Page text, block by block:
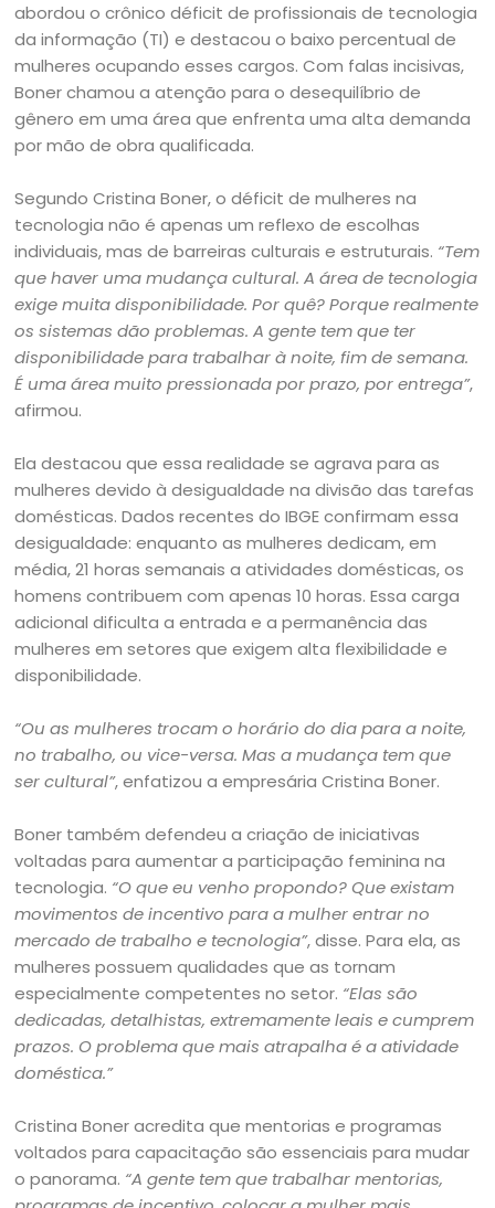
abordou o crônico déficit de profissionais de tecnologia
da informação (TI) e destacou o baixo percentual de
mulheres ocupando esses cargos. Com falas incisivas,
Boner chamou a atenção para o desequilíbrio de
gênero em uma área que enfrenta uma alta demanda
por mão de obra qualificada.
Segundo Cristina Boner, o déficit de mulheres na
tecnologia não é apenas um reflexo de escolhas
individuais, mas de barreiras culturais e estruturais. “Tem
que haver uma mudança cultural. A área de tecnologia
exige muita disponibilidade. Por quê? Porque realmente
os sistemas dão problemas. A gente tem que ter
disponibilidade para trabalhar à noite, fim de semana.
É uma área muito pressionada por prazo, por entrega”,
afirmou.
Ela destacou que essa realidade se agrava para as
mulheres devido à desigualdade na divisão das tarefas
domésticas. Dados recentes do IBGE confirmam essa
desigualdade: enquanto as mulheres dedicam, em
média, 21 horas semanais a atividades domésticas, os
homens contribuem com apenas 10 horas. Essa carga
adicional dificulta a entrada e a permanência das
mulheres em setores que exigem alta flexibilidade e
disponibilidade.
“Ou as mulheres trocam o horário do dia para a noite,
no trabalho, ou vice-versa. Mas a mudança tem que
ser cultural”, enfatizou a empresária Cristina Boner.
Boner também defendeu a criação de iniciativas
voltadas para aumentar a participação feminina na
tecnologia. “O que eu venho propondo? Que existam
movimentos de incentivo para a mulher entrar no
mercado de trabalho e tecnologia”, disse. Para ela, as
mulheres possuem qualidades que as tornam
especialmente competentes no setor. “Elas são
dedicadas, detalhistas, extremamente leais e cumprem
prazos. O problema que mais atrapalha é a atividade
doméstica.”
Cristina Boner acredita que mentorias e programas
voltados para capacitação são essenciais para mudar
o panorama. “A gente tem que trabalhar mentorias,